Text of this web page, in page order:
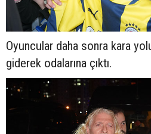
Oyuncular daha sonra kara
giderek odalarına çıktı.